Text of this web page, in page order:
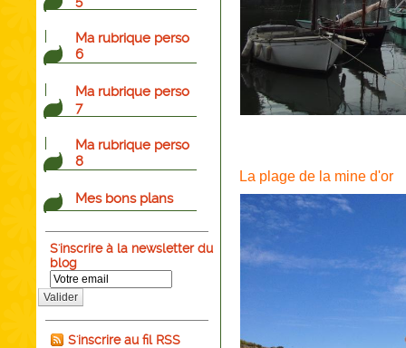
Ma rubrique perso
6
Ma rubrique perso
7
Ma rubrique perso
8
Mes bons plans
S'inscrire à la newsletter du
blog
Valider
S'inscrire au fil RSS
La plage de la mine d'or